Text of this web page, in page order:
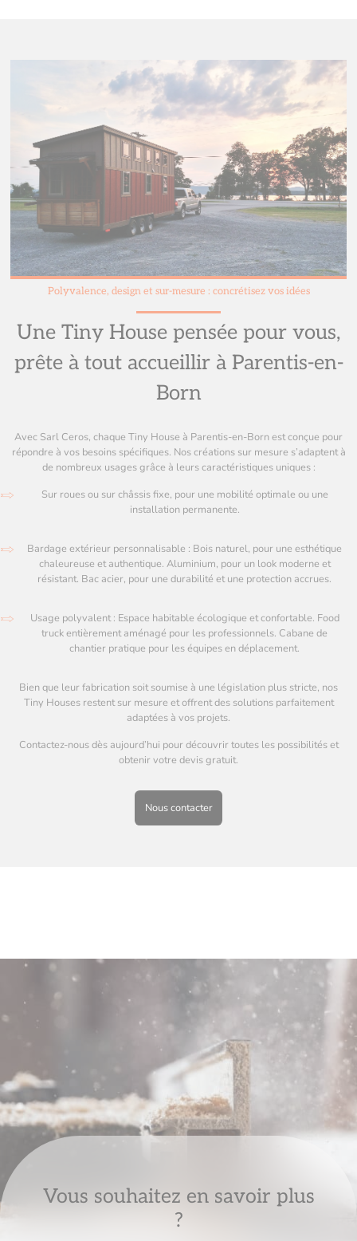
Polyvalence, design et sur-mesure : concrétisez vos idées
Une Tiny House pensée pour vous,
prête à tout accueillir à Parentis-en-
Born
Avec Sarl Ceros, chaque Tiny House à Parentis-en-Born est conçue pour
répondre à vos besoins spécifiques. Nos créations sur mesure s’adaptent à
de nombreux usages grâce à leurs caractéristiques uniques :
Sur roues ou sur châssis fixe, pour une mobilité optimale ou une
installation permanente.
Bardage extérieur personnalisable : Bois naturel, pour une esthétique
chaleureuse et authentique. Aluminium, pour un look moderne et
résistant. Bac acier, pour une durabilité et une protection accrues.
Usage polyvalent : Espace habitable écologique et confortable. Food
truck entièrement aménagé pour les professionnels. Cabane de
chantier pratique pour les équipes en déplacement.
Bien que leur fabrication soit soumise à une législation plus stricte, nos
Tiny Houses restent sur mesure et offrent des solutions parfaitement
adaptées à vos projets.
Contactez-nous dès aujourd’hui pour découvrir toutes les possibilités et
obtenir votre devis gratuit.
Nous contacter
Vous souhaitez en savoir plus
?